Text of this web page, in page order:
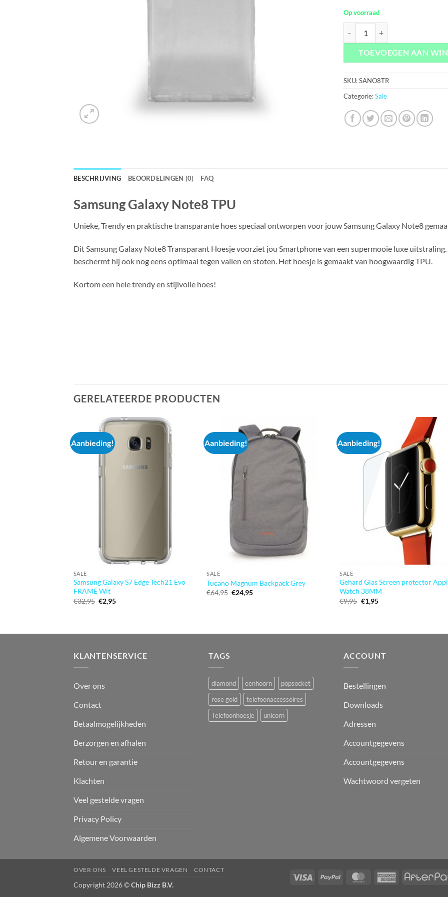
Op voorraad
TOEVOEGEN AAN
SKU:SANO8TR
Categorie:Sale
BESCHRIJVING BEOORDELINGEN (0) FAQ
Samsung Galaxy Note8 TPU
Unieke, Trendy en praktische transparante hoes speciaal ontworpen voor jouw Samsung Galaxy Note8
Dit Samsung Galaxy Note8 Transparant Hoesje voorziet jou Smartphone van een supermooie luxe
beschermt hij ook nog eens optimaal tegen vallen en stoten. Het hoesje is gemaakt van hoogwaardig TPU.
Kortom een hele trendy en stijlvolle hoes!
GERELATEERDE PRODUCTEN
Aanbieding!
SALE
Samsung Galaxy S7 Edge Tech21 Evo
FRAME Wit
€32,95 Oorspronkelijke
prijs
€2,95Huidige
Aanbieding!
SALE
Tucano Magnum Backpack Grey
€64,95 Oorspronkelijke
prijs
€24,95Huidige
Aanbieding!
SALE
Gehard Glas Screen protector
Watch 38MM
€9,95 Oorspronkelijke
prijs
€1,95Huidige
KLANTENSERVICE
Over ons
Contact
Betaalmogelijkheden
Berzorgen en afhalen
Retour en garantie
Klachten
Veel gestelde vragen
Privacy Policy
Algemene Voorwaarden
TAGS
diamond eenhoorn
popsocket
rose gold
telefoonaccessoires
Telefoonhoesje
unicorn
ACCOUNT
Bestellingen
Downloads
Adressen
Accountgegevens
Accountgegevens
Wachtwoord vergeten
Visa PayPal MasterCardAmerican
OVER ONS VEEL GESTELDE VRAGEN CONTACT
Copyright 2026 ©Chip Bizz B.V.